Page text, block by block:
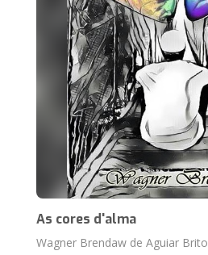
As cores d'alma
Wagner Brendaw de Aguiar Brito